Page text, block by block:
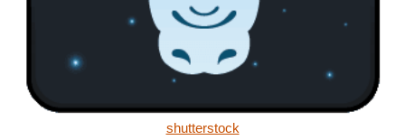
shutterstock